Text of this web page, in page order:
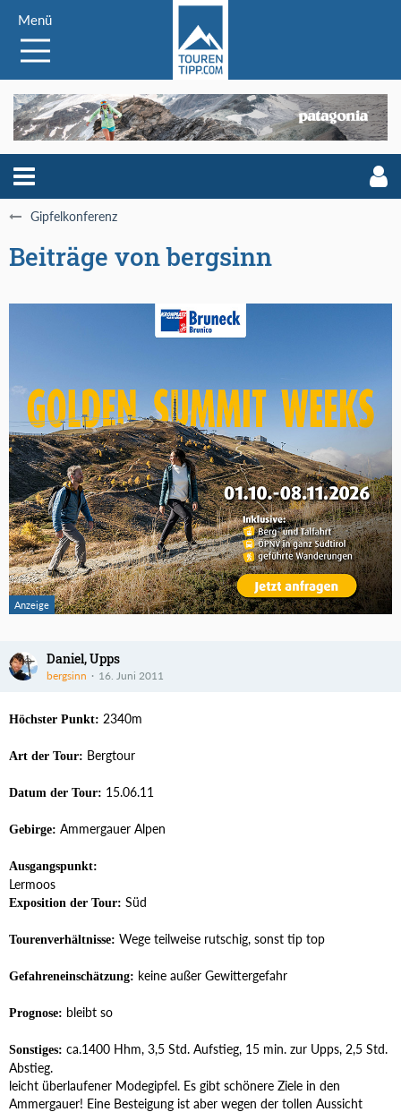
Menü
Gipfelkonferenz
Beiträge von bergsinn
Daniel, Upps
bergsinn 16. Juni 2011
Höchster Punkt: 2340m
Art der Tour: Bergtour
Datum der Tour: 15.06.11
Gebirge: Ammergauer Alpen
Ausgangspunkt:
Lermoos
Exposition der Tour: Süd
Tourenverhältnisse: Wege teilweise rutschig, sonst tip top
Gefahreneinschätzung: keine außer Gewittergefahr
Prognose: bleibt so
Sonstiges: ca.1400 Hhm, 3,5 Std. Aufstieg, 15 min. zur Upps, 2,5 Std.
Abstieg.
leicht überlaufener Modegipfel. Es gibt schönere Ziele in den
Ammergauer! Eine Besteigung ist aber wegen der tollen Aussicht